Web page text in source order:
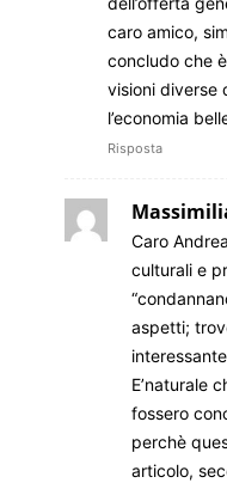
caro amico,
concludo che
visioni diverse
l’economia
Risposta
Caro
culturali e
aspetti;
E’naturale
fossero
perchè
articolo,